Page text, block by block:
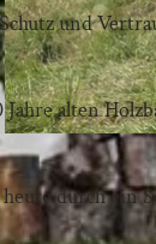
und
alten
durch ein